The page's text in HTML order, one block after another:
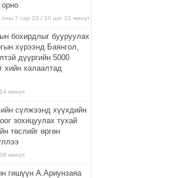
орно
оны 7 сар 23 / 10 цаг 21 минут
бохирдлыг бууруулах
хүрээнд Баянгол,
дүүргийн 5000
хийн халаалтад
минут
сүлжээнд хүүхдийн
зохицуулах тухай
төслийг өргөн
минут
гишүүн А.Ариунзаяа